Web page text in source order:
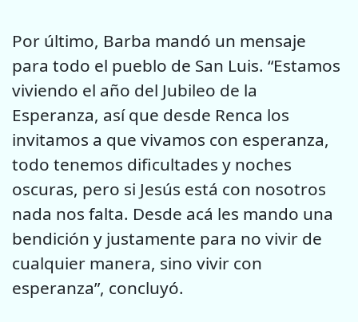
Por último, Barba mandó un mensaje
para todo el pueblo de San Luis. “Estamos
viviendo el año del Jubileo de la
Esperanza, así que desde Renca los
invitamos a que vivamos con esperanza,
todo tenemos dificultades y noches
oscuras, pero si Jesús está con nosotros
nada nos falta. Desde acá les mando una
bendición y justamente para no vivir de
cualquier manera, sino vivir con
esperanza”, concluyó.